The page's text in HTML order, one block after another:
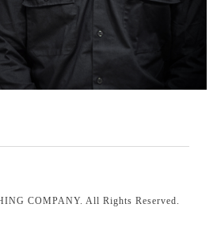
COMPANY. All Rights Reserved.